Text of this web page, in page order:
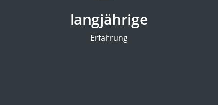
langjährige
Erfahrung